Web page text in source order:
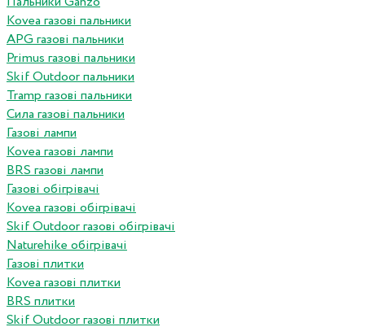
Kovea газові пальники
APG газові пальники
Primus газові пальники
Skif Outdoor пальники
Tramp газові пальники
Сила газові пальники
Газові лампи
Kovea газові лампи
BRS газові лампи
Газові обігрівачі
Kovea газові обігрівачі
Skif Outdoor газові обігрівачі
Naturehike обігрівачі
Газові плитки
Kovea газові плитки
BRS плитки
Skif Outdoor газові плитки